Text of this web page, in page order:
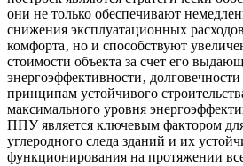
они не только обеспечивают
снижения эксплуатационных
комфорта‚ но и способствуют
стоимости объекта за счет его
энергоэффективности‚
принципам устойчивого
максимального уровня
ППУ является ключевым фактором
углеродного следа зданий и их
функционирования на протяжении